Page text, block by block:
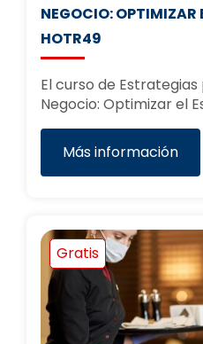
NEGOCIO: OPTIMIZAR
HOTR49
El curso de
Negocio: Optimizar el
Más información
Gratis